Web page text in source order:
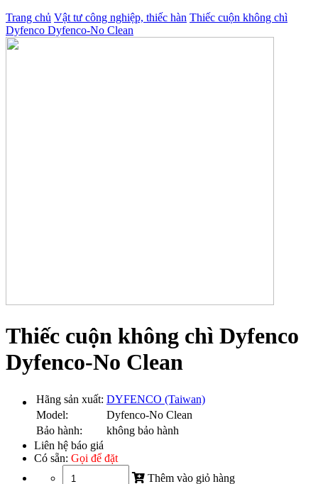
Trang chủ Vật tư công nghiệp, thiếc hàn Thiếc cuộn không chì
Dyfenco Dyfenco-No Clean
Thiếc cuộn không chì Dyfenco
Dyfenco-No Clean
Hãng sản xuất: DYFENCO (Taiwan)
Model:
Dyfenco-No Clean
Bảo hành:
không bảo hành
Liên hệ báo giá
Có sẵn: Gọi để đặt
Thêm vào giỏ hàng